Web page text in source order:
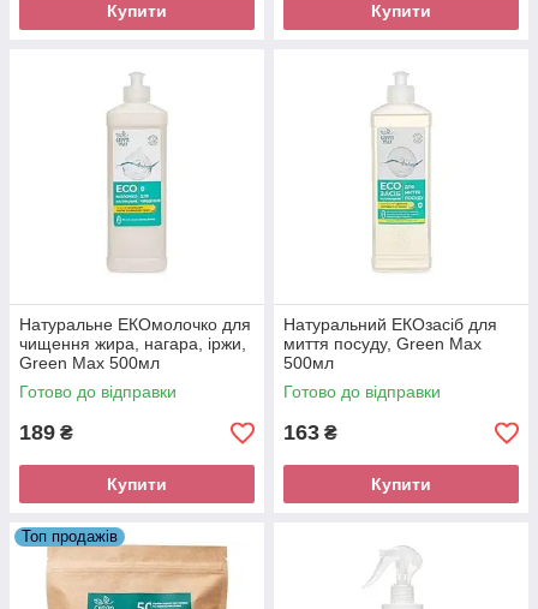
Купити Купити
Натуральне EКОмолочко для
чищення жира, нагара, іржи,
Green Max 500мл
Готово до відправки
189 ₴
Купити
Натуральний EКОзасіб для
миття посуду, Green Max
500мл
Готово до відправки
163 ₴
Купити
Топ продажів